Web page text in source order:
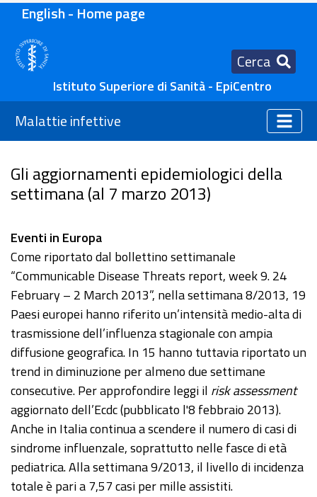
English - Home page
Cerca
Istituto Superiore di Sanità - EpiCentro
Malattie infettive
Gli aggiornamenti epidemiologici della
settimana (al 7 marzo 2013)
Eventi in Europa
Come riportato dal bollettino settimanale
“Communicable Disease Threats report, week 9. 24
February – 2 March 2013”, nella settimana 8/2013, 19
Paesi europei hanno riferito un’intensità medio-alta di
trasmissione dell’influenza stagionale con ampia
diffusione geografica. In 15 hanno tuttavia riportato un
trend in diminuzione per almeno due settimane
consecutive. Per approfondire leggi il risk assessment
aggiornato dell’Ecdc (pubblicato l'8 febbraio 2013).
Anche in Italia continua a scendere il numero di casi di
sindrome influenzale, soprattutto nelle fasce di età
pediatrica. Alla settimana 9/2013, il livello di incidenza
totale è pari a 7,57 casi per mille assistiti.